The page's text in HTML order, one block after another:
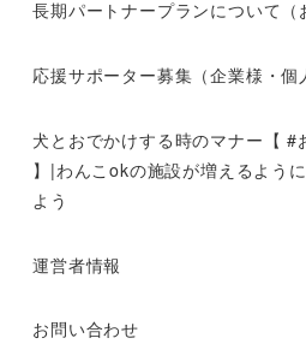
長期パートナープランについて（
応援サポーター募集（企業様・個
犬とおでかけする時のマナー【 #
】|わんこokの施設が増えるよう
よう
運営者情報
お問い合わせ